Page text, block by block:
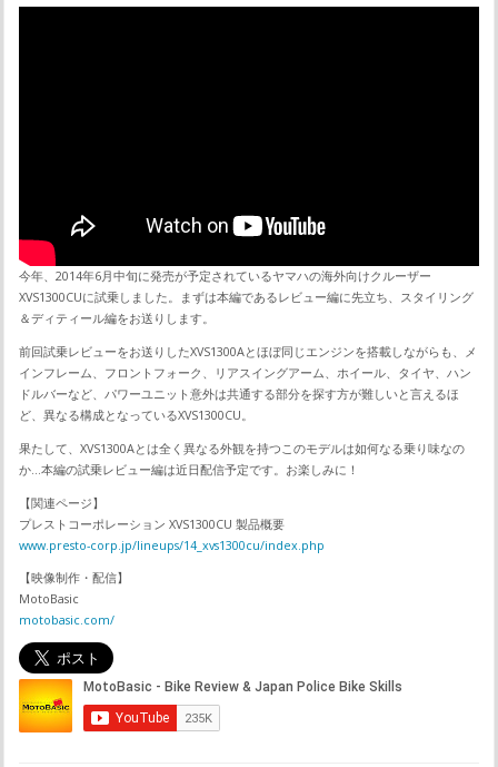
今年、2014年6月中旬に発売が予定されているヤマハの海外向けクルーザー
XVS1300CUに試乗しました。まずは本編であるレビュー編に先立ち、スタイリング
＆ディティール編をお送りします。
前回試乗レビューをお送りしたXVS1300Aとほぼ同じエンジンを搭載しながらも、メ
インフレーム、フロントフォーク、リアスイングアーム、ホイール、タイヤ、ハン
ドルバーなど、パワーユニット意外は共通する部分を探す方が難しいと言えるほ
ど、異なる構成となっているXVS1300CU。
果たして、XVS1300Aとは全く異なる外観を持つこのモデルは如何なる乗り味なの
か…本編の試乗レビュー編は近日配信予定です。お楽しみに！
【関連ページ】
プレストコーポレーション XVS1300CU 製品概要
www.presto-corp.jp/lineups/14_xvs1300cu/index.php
【映像制作・配信】
MotoBasic
motobasic.com/